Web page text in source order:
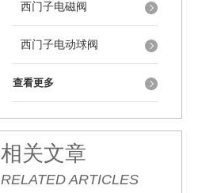
西门子电磁阀
西门子电动球阀
查看更多
相关文章
RELATED ARTICLES